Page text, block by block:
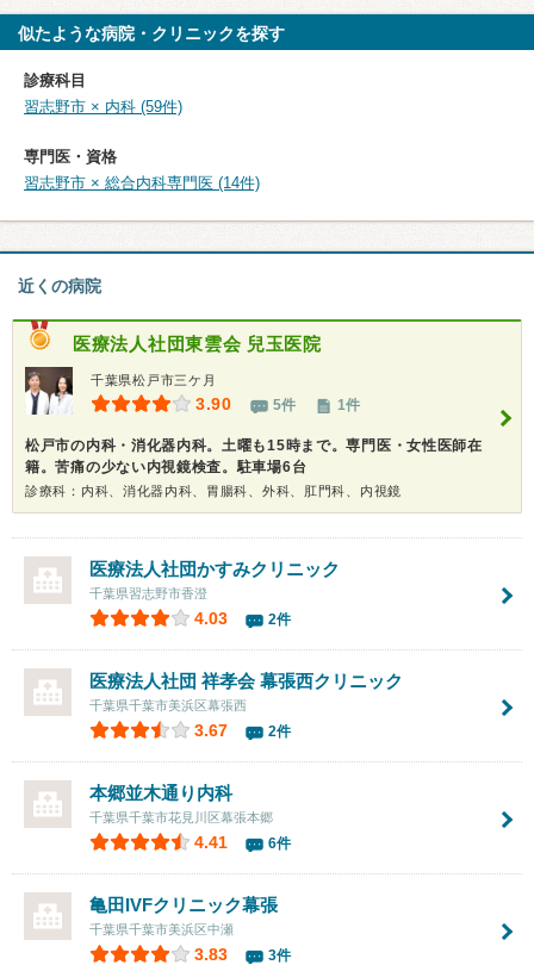
似たような病院・クリニックを探す
診療科目
習志野市 × 内科 (59件)
専門医・資格
習志野市 × 総合内科専門医 (14件)
近くの病院
医療法人社団東雲会 兒玉医院
千葉県松戸市三ケ月
3.90 5件 1件
松戸市の内科・消化器内科。土曜も15時まで。専門医・女性医師在
籍。苦痛の少ない内視鏡検査。駐車場6台
診療科：内科、消化器内科、胃腸科、外科、肛門科、内視鏡
医療法人社団かすみクリニック
千葉県習志野市香澄
4.03 2件
医療法人社団 祥孝会幕張西クリニック
千葉県千葉市美浜区幕張西
3.67 2件
本郷並木通り内科
千葉県千葉市花見川区幕張本郷
4.41 6件
亀田IVFクリニック幕張
千葉県千葉市美浜区中瀬
3.83 3件